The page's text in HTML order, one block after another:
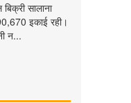
सालाना
इकाई रही।
न...